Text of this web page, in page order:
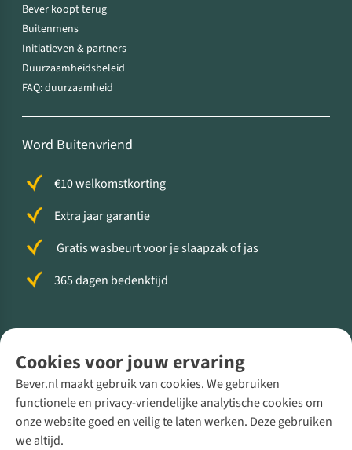
Cookies voor jouw ervaring
Bever.nl maakt gebruik van cookies. We gebruiken
functionele en privacy-vriendelijke analytische cookies om
onze website goed en veilig te laten werken. Deze gebruiken
we altijd.
Bever koopt terug
Buitenmens
Initiatieven & partners
Duurzaamheidsbeleid
FAQ: duurzaamheid
Word Buitenvriend
€10 welkomstkorting
Extra jaar garantie
Gratis wasbeurt voor je slaapzak of jas
365 dagen bedenktijd
Direct advies van een Buitenexpert